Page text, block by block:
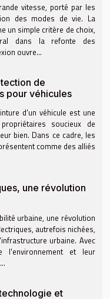
vitesse, porté par les
des modes de vie. La
un simple critère de choix,
dans la refonte des
ouvre...
de
pour véhicules
d'un véhicule est une
soucieux de
bien. Dans ce cadre, les
comme des alliés
une révolution
urbaine, une révolution
autrefois nichées,
urbaine. Avec
l'environnement et leur
et